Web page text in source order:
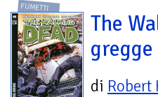
FUMETTI
The
gregge
di Robert